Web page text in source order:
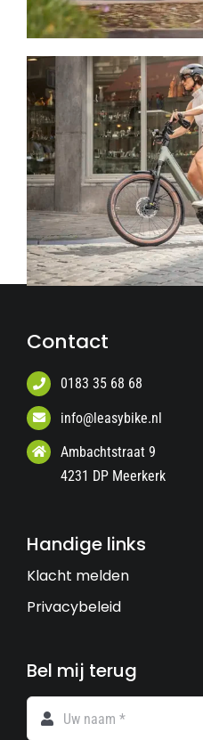
Contact
0183 35 68 68
info@leasybike.nl
Ambachtstraat 9
4231 DP Meerkerk
Handige links
Klacht melden
Privacybeleid
Bel mij terug